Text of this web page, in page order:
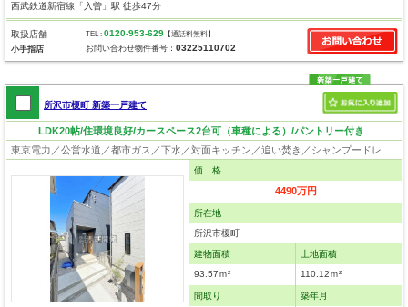
西武鉄道新宿線「入曽」駅 徒歩47分
取扱店舗
小手指店
TEL :0120-953-629 【通話料無料】
お問い合わせ物件番号：03225110702
所沢市榎町 新築一戸建て
LDK20帖/住環境良好/カースペース2台可（車種による）/パントリー付き
価 格
4490万円
所在地
所沢市榎町
建物面積
93.57ｍ²
土地面積
110.12ｍ²
間取り 築年月